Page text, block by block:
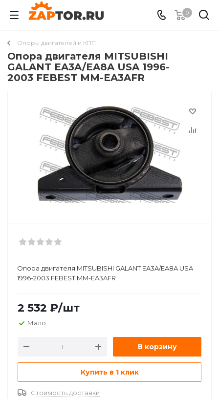
0
Опоры двигателей и КПП
Опора двигателя MITSUBISHI
GALANT EA3A/EA8A USA 1996-
2003 FEBEST MM-EA3AFR
Опора двигателя MITSUBISHI GALANT EA3A/EA8A USA
1996-2003 FEBEST MM-EA3AFR
2 532 ₽/шт
Мало
В корзину
Купить в 1 клик
Стоимость доставки